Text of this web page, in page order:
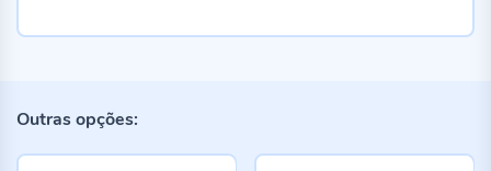
Outras opções: